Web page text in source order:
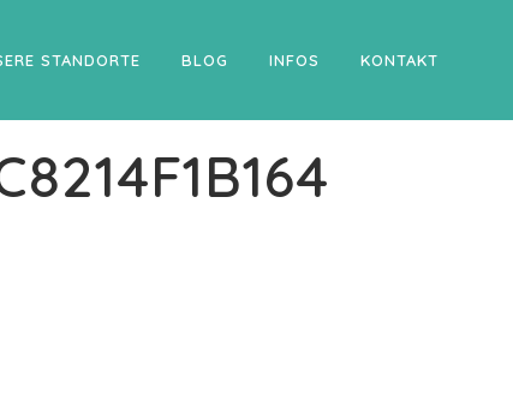
STANDORTE BLOG INFOS KONTAKT